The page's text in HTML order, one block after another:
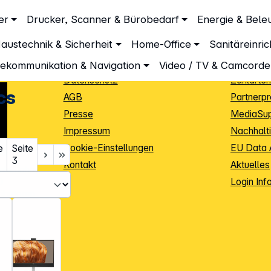
Drucker, Scanner & Bürobedarf Energie &
& Sicherheit Home-Office
& Navigation Video / TV &
Seite
3
Jahre
Unsere Leistungen
Beratung
Datenschutz
AGB
Presse
Impressum
Cookie-Einstellungen
Kontakt
Info
Zahlarten
EU Data
Aktuelles
Login